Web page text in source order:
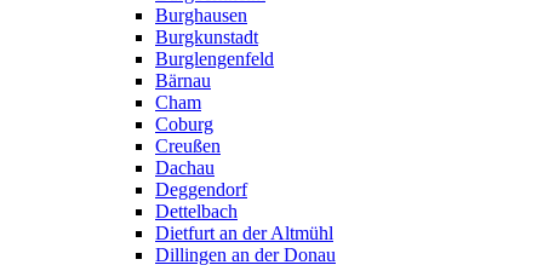
Burghausen
Burgkunstadt
Burglengenfeld
Bärnau
Cham
Coburg
Creußen
Dachau
Deggendorf
Dettelbach
Dietfurt an der Altmühl
Dillingen an der Donau